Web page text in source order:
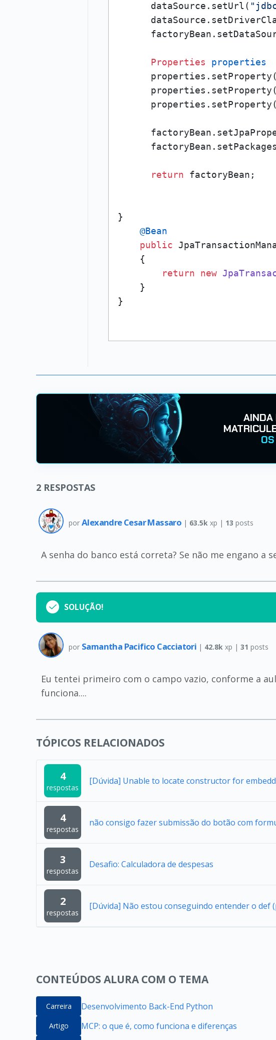
      dataSource.setUrl(
Properties properties
      properties.setProperty(
      properties.setProperty(
      properties.setProperty(
return factoryBean;
}
@Bean
public
    {
return
new
    }
AINDA
2 RESPOSTAS
por Alexandre Cesar Massaro | 63.5k xp | 13 posts
A senha do banco está correta? Se não me engano a
SOLUÇÃO!
por Samantha Pacifico Cacciatori | 42.8k xp | 31 posts
Eu tentei primeiro com o campo vazio, conforme a
funciona....
TÓPICOS RELACIONADOS
4
respostas
[Dúvida] Unable to locate constructor for
4
respostas
não consigo fazer submissão do botão com
3
respostas
Desafio: Calculadora de despesas
2
respostas
[Dúvida] Não estou conseguindo entender o def
CONTEÚDOS ALURA COM O TEMA
Carreira Desenvolvimento Back-End Python
Artigo
MCP: o que é, como funciona e diferenças